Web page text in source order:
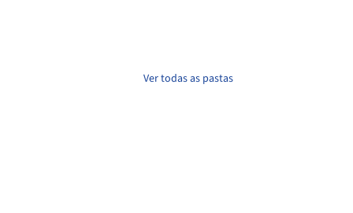
Ver todas as pastas